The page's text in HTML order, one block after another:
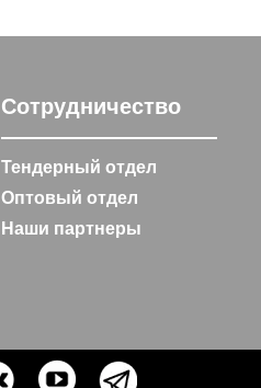
Сотрудничество
Тендерный отдел
Оптовый отдел
Наши партнеры